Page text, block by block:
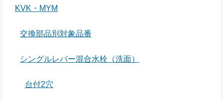
KVK・MYM
交換部品別対象品番
シングルレバー混合水栓（洗面）
台付2穴